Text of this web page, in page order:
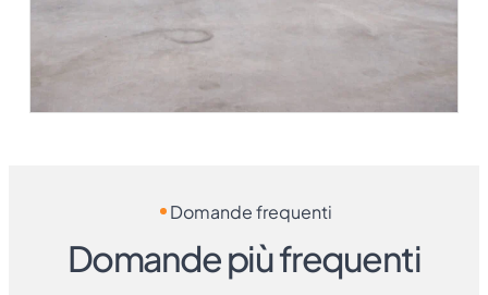
Domande frequenti
Domande più frequenti